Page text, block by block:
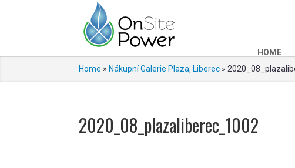
HOME
Home » Nákupní Galerie Plaza, Liberec »
2020_08_plazaliberec_1002